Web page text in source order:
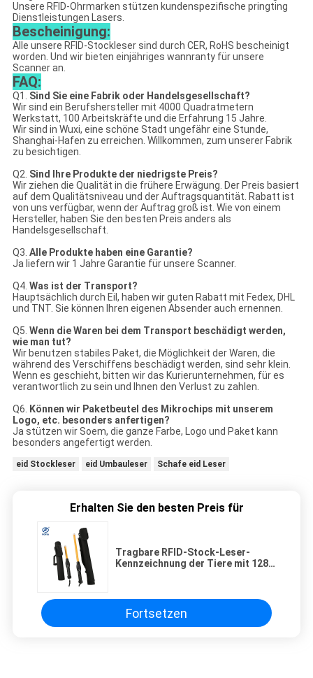
Unsere RFID-Ohrmarken stützen kundenspezifische pringting
Dienstleistungen Lasers.
Bescheinigung:
Alle unsere RFID-Stockleser sind durch CER, RoHS bescheinigt
worden. Und wir bieten einjähriges wannranty für unsere
Scanner an.
FAQ:
Q1. Sind Sie eine Fabrik oder Handelsgesellschaft?
Wir sind ein Berufshersteller mit 4000 Quadratmetern
Werkstatt, 100 Arbeitskräfte und die Erfahrung 15 Jahre.
Wir sind in Wuxi, eine schöne Stadt ungefähr eine Stunde,
Shanghai-Hafen zu erreichen. Willkommen, zum unserer Fabrik
zu besichtigen.
Q2. Sind Ihre Produkte der niedrigste Preis?
Wir ziehen die Qualität in die frühere Erwägung. Der Preis basiert
auf dem Qualitätsniveau und der Auftragsquantität. Rabatt ist
von uns verfügbar, wenn der Auftrag groß ist. Wie von einem
Hersteller, haben Sie den besten Preis anders als
Handelsgesellschaft.
Q3. Alle Produkte haben eine Garantie?
Ja liefern wir 1 Jahre Garantie für unsere Scanner.
Q4. Was ist der Transport?
Hauptsächlich durch Eil, haben wir guten Rabatt mit Fedex, DHL
und TNT. Sie können Ihren eigenen Absender auch ernennen.
Q5. Wenn die Waren bei dem Transport beschädigt werden,
wie man tut?
Wir benutzen stabiles Paket, die Möglichkeit der Waren, die
während des Verschiffens beschädigt werden, sind sehr klein.
Wenn es geschieht, bitten wir das Kurierunternehmen, für es
verantwortlich zu sein und Ihnen den Verlust zu zahlen.
Q6. Können wir Paketbeutel des Mikrochips mit unserem
Logo, etc. besonders anfertigen?
Ja stützen wir Soem, die ganze Farbe, Logo und Paket kann
besonders angefertigt werden.
eid Stockleser eid Umbauleser Schafe eid Leser
Erhalten Sie den besten Preis für
Tragbare RFID-Stock-Leser-
Kennzeichnung der Tiere mit 128 *
Fortsetzen